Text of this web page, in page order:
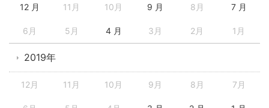
12 月 11月 10月 9 月 8月 7 月
6月 5月 4 月 3月 2月 1月
2019年
12月 11月 10月 9月 8月 7月